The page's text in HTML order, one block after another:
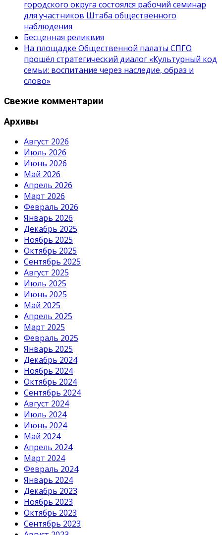
городского округа состоялся рабочий семинар
для участников Штаба общественного
наблюдения
Бесценная реликвия
На площадке Общественной палаты СПГО
прошёл стратегический диалог «Культурный код
семьи: воспитание через наследие, образ и
слово»
Свежие комментарии
Архивы
Август 2026
Июль 2026
Июнь 2026
Май 2026
Апрель 2026
Март 2026
Февраль 2026
Январь 2026
Декабрь 2025
Ноябрь 2025
Октябрь 2025
Сентябрь 2025
Август 2025
Июль 2025
Июнь 2025
Май 2025
Апрель 2025
Март 2025
Февраль 2025
Январь 2025
Декабрь 2024
Ноябрь 2024
Октябрь 2024
Сентябрь 2024
Август 2024
Июль 2024
Июнь 2024
Май 2024
Апрель 2024
Март 2024
Февраль 2024
Январь 2024
Декабрь 2023
Ноябрь 2023
Октябрь 2023
Сентябрь 2023